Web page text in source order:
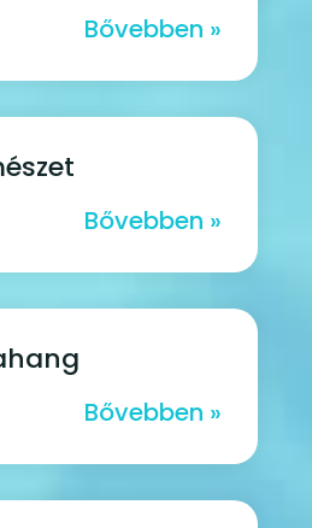
Bővebben »
Bővebben »
Bővebben »